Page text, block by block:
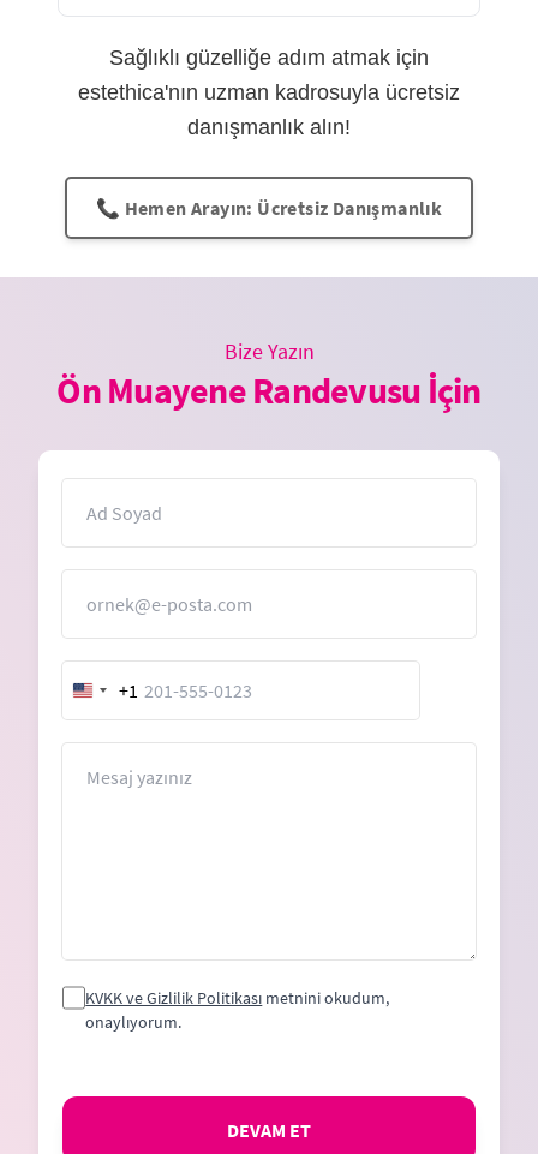
Sağlıklı güzelliğe adım atmak için
estethica'nın uzman kadrosuyla ücretsiz
danışmanlık alın!
📞 Hemen Arayın: Ücretsiz Danışmanlık
Bize Yazın
Ön Muayene Randevusu İçin
United
States
+1
KVKK ve Gizlilik Politikası metnini okudum,
onaylıyorum.
DEVAM ET